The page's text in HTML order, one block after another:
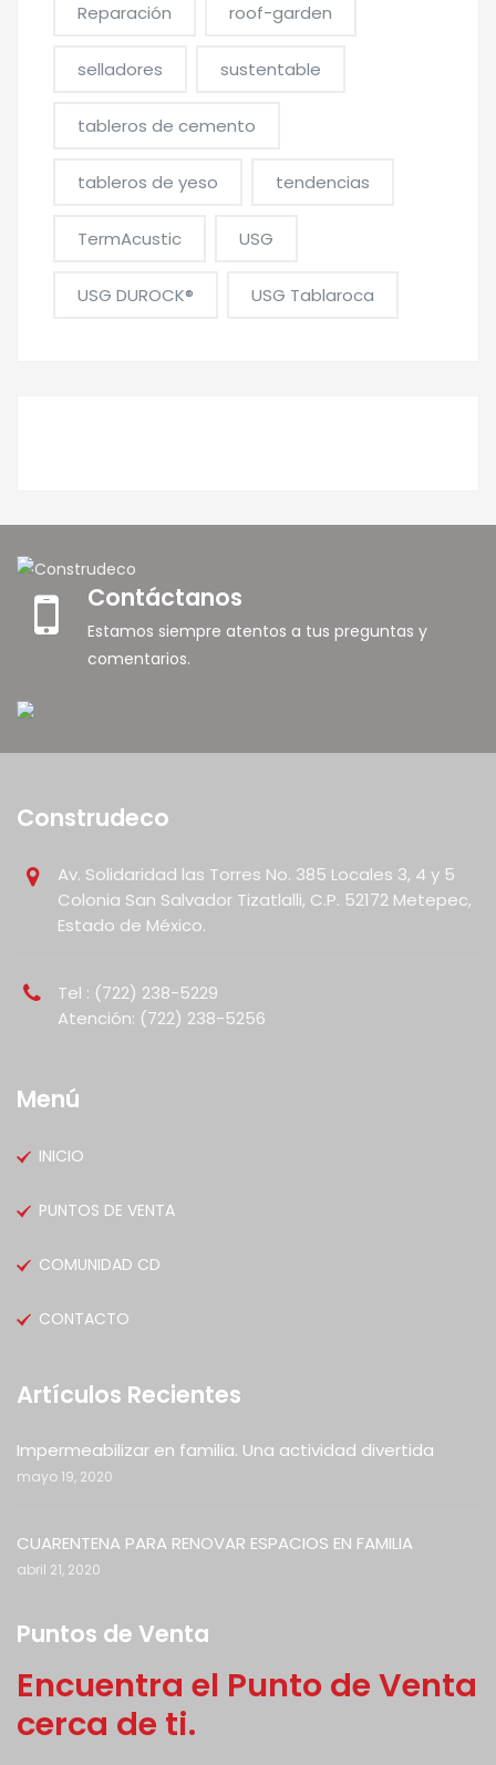
Reparación roof-garden
selladores sustentable
tableros de cemento
tableros de yeso tendencias
TermAcustic USG
USG DUROCK® USG Tablaroca
Contáctanos
Estamos siempre atentos a tus preguntas y
comentarios.
Construdeco
Av. Solidaridad las Torres No. 385 Locales 3, 4 y 5
Colonia San Salvador Tizatlalli, C.P. 52172 Metepec,
Estado de México.
Tel : (722) 238-5229
Atención: (722) 238-5256
Menú
INICIO
PUNTOS DE VENTA
COMUNIDAD CD
CONTACTO
Artículos Recientes
Impermeabilizar en familia. Una actividad divertida
mayo 19, 2020
CUARENTENA PARA RENOVAR ESPACIOS EN FAMILIA
abril 21, 2020
Puntos de Venta
Encuentra el Punto de Venta
cerca de ti.